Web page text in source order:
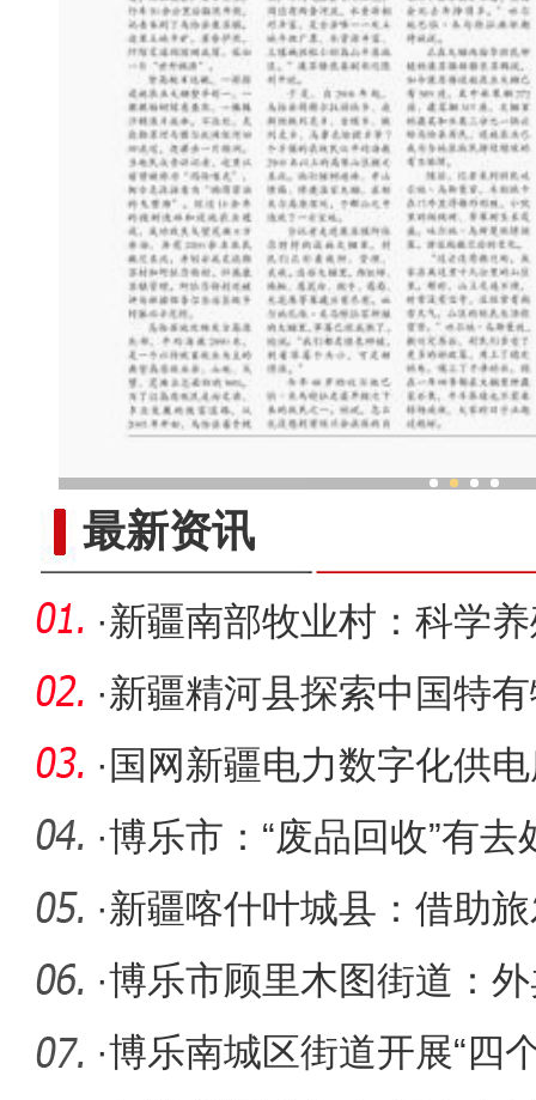
扩容” 最新资讯
·新疆南部牧业村：科学
·新疆精河县探索中国特
保护新方
· 国网新疆电力数字化供
盖
·博乐市：“废品回收”有
·新疆喀什叶城县：借助
游四季旅
·博乐市顾里木图街道：
员”为基
·博乐南城区街道开展“四